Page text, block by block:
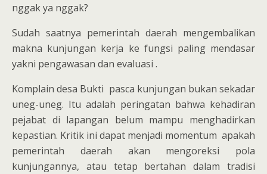
nggak ya nggak?
Sudah saatnya pemerintah daerah mengembalikan
makna kunjungan kerja ke fungsi paling mendasar
yakni pengawasan dan evaluasi .
Komplain desa Bukti pasca kunjungan bukan sekadar
uneg-uneg. Itu adalah peringatan bahwa kehadiran
pejabat di lapangan belum mampu menghadirkan
kepastian. Kritik ini dapat menjadi momentum apakah
pemerintah daerah akan mengoreksi pola
kunjungannya, atau tetap bertahan dalam tradisi